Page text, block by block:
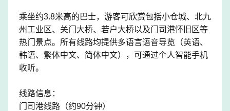
乘坐约3.8米高的巴士，游客可欣赏包括小仓城、北九
州工业区、关门大桥、若户大桥以及门司港怀旧区等
热门景点。所有线路均提供多语言语音导览（英语、
韩语、繁体中文、简体中文），可通过个人智能手机
收听。
线路信息：
门司港线路（约90分钟）